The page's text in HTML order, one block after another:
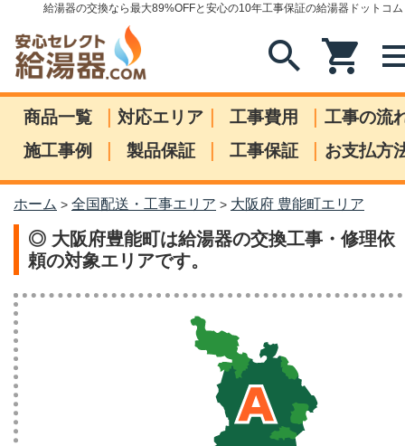
給湯器の交換なら最大89%OFFと安心の10年工事保証の給湯器ドットコム
search shopping_cart
商品一覧 | 対応エリア | 工事費用 | 工事の流
施工事例
| 製品保証 | 工事保証 | お支払方
ホーム > 全国配送・工事エリア > 大阪府 豊能町エリア
◎ 大阪府豊能町は給湯器の交換工事・修理依
頼の対象エリアです。